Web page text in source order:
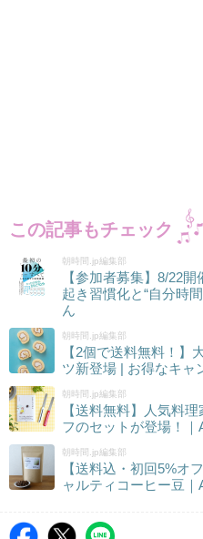
この記事もチェック
朝時間.jp編集部
【参加者募集】8/22
起き習慣化と“自分時
ん
朝時間.jp編集部
【2個で送料無料！】
ツ新登場 | お得なキャ
朝時間.jp編集部
【送料無料】人気料
フのセットが登場！｜
朝時間.jp編集部
【送料込・初回5%オ
ャルティコーヒー豆｜